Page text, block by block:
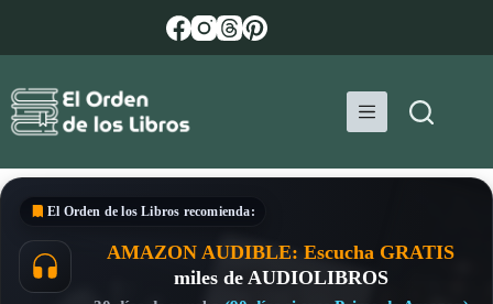
El Orden de los Libros recomienda:
AMAZON AUDIBLE: Escucha GRATIS
miles de AUDIOLIBROS